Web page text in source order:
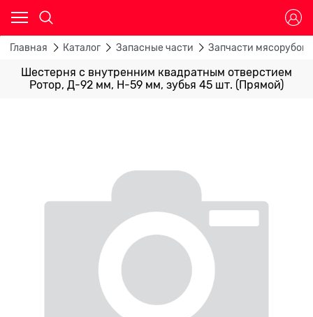
Главная Каталог Запасные части Запчасти мясорубок
Шестерня с внутренним квадратным отверстием
Ротор, Д-92 мм, Н-59 мм, зубья 45 шт. (Прямой)